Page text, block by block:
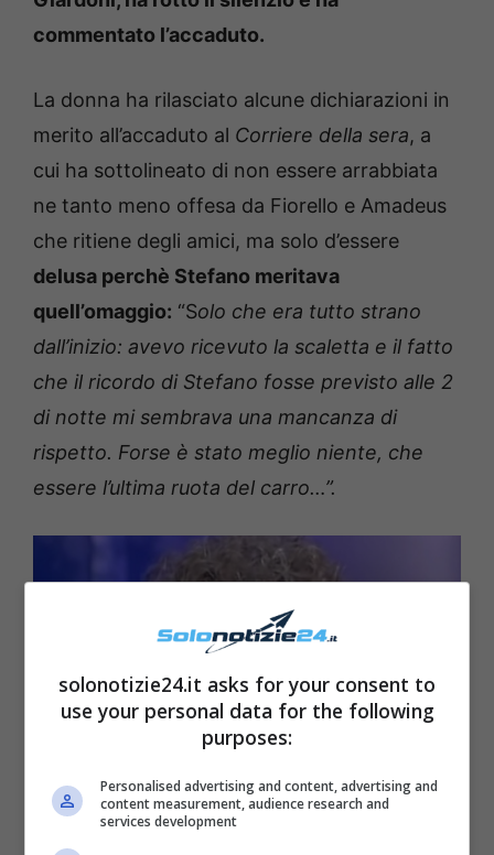
commentato l’accaduto.
La donna ha rilasciato alcune dichiarazioni in
merito all’accaduto al Corriere della sera, a
cui ha sottolineato di non essere arrabbiata
ne tanto meno offesa da Fiorello e Amadeus
che ritiene degli amici, ma solo d’essere
delusa perchè Stefano meritava
quell’omaggio: “Solo che era tutto strano
dall’inizio: avevo ricevuto la scaletta e il fatto
che il ricordo di Stefano fosse previsto alle 2
di notte mi sembrava una mancanza di
rispetto. Forse è stato meglio niente, che
essere l’ultima ruota del carro…”.
solonotizie24.it asks for your consent to
use your personal data for the following
purposes:
Personalised advertising and content, advertising and
content measurement, audience research and
services development